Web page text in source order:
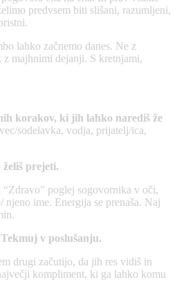
predvsem biti slišani, razumljeni,
lahko začnemo danes. Ne z
majhnimi dejanji. S kretnjami,
korakov, ki jih lahko narediš že
sodelavka, vodja, prijatelj/ica,
prejeti.
poglej sogovornika v oči,
njeno ime. Energija se prenaša. Naj
v poslušanju.
drugi začutijo, da jih res vidiš in
kompliment, ki ga lahko komu